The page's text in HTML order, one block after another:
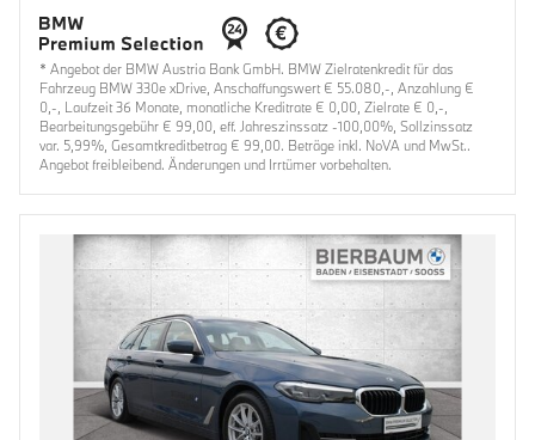
* Angebot der BMW Austria Bank GmbH. BMW Zielratenkredit für das
Fahrzeug BMW 330e xDrive, Anschaffungswert € 55.080,-, Anzahlung €
0,-, Laufzeit 36 Monate, monatliche Kreditrate € 0,00, Zielrate € 0,-,
Bearbeitungsgebühr € 99,00, eff. Jahreszinssatz -100,00%, Sollzinssatz
var. 5,99%, Gesamtkreditbetrag € 99,00. Beträge inkl. NoVA und MwSt..
Angebot freibleibend. Änderungen und Irrtümer vorbehalten.